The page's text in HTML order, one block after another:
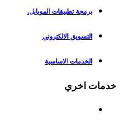
برمجة تطبيقات الموبايل.
التسويق الالكتروني
الخدمات الاساسية
خدمات اخري